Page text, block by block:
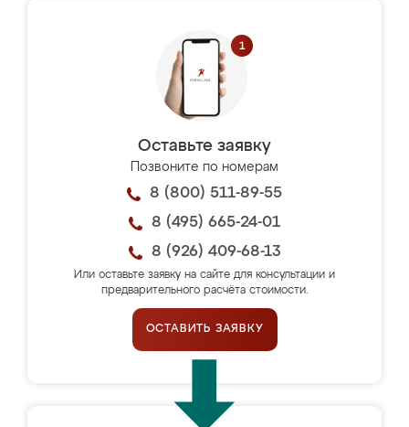
Оставьте заявку
Позвоните по номерам
8 (800) 511-89-55
8 (495) 665-24-01
8 (926) 409-68-13
Или оставьте заявку на сайте для консультации и
предварительного расчёта стоимости.
ОСТАВИТЬ ЗАЯВКУ